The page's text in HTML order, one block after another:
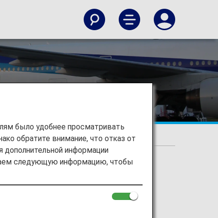
было удобнее просматривать
обратите внимание, что отказ от
информации
следующую информацию, чтобы